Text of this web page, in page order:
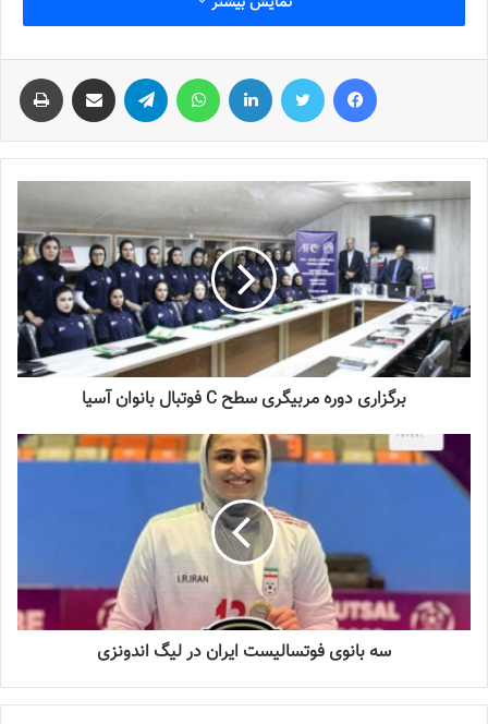
شماره 772 روزنامه فوتبالز منتشر شد
2022-12-16
شماره 1054 روزنامه فوتبالز منتشر شد
2023-12-25
شماره 900 روزنامه فوتبالز منتشر شد
2023-06-14
شماره 918 روزنامه فوتبالز منتشر شد
2023-07-07
مهاجم تیم ملی ایران گفت: امیدوارم از این فرصت استفاده کنیم و
بازی‌های تدارکانی داشته باشیم.
بازیکن تیم‌ملی در واکنش به اینکه چقدر زمان می‌برد تا فوتبال زنان
ایران هم خیلی جدی به المپیک فکر کند؛ توضیح داد: ما هم انسان و
ورزشکار هستیم و چیزی کم از دیگر بازیکنان خارجی نداریم. ولی شرایط
برای ما متفاوت است. شک نکنید اگر شرایط برگزاری بازیهای تدارکاتی،
اردوهای منظم و حضور در رویدادهای مهم ادامه پیدا کند و این وضعیت
استمرار داشته باشد کا 5 سال دیگر می‌توانیم جزو کشورهایی قرار بگیریم
که برای سهمیه المپیک می‌جنگند. 5 سال دیگر می‌توانیم به سهمیه
المپیک فکر کنیم.
برگزاری دوره مربیگری سطح C فوتبال بانوان آسیا
سه بانوی فوتسالیست ایران در لیگ اندونزی